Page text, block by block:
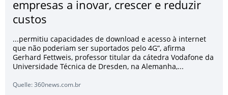
empresas a inovar, crescer e reduzir
custos
...permitiu capacidades de download e acesso à internet
que não poderiam ser suportados pelo 4G”, afirma
Gerhard Fettweis, professor titular da cátedra Vodafone da
Universidade Técnica de Dresden, na Alemanha,...
Quelle: 360news.com.br